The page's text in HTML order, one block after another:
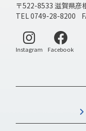
〒522-8533 滋賀県彦
TEL 0749-28-8200
Instagram 別ウィンドウで開
Facebook別ウ